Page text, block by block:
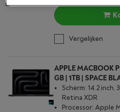
Vergelijken
APPLE MACBOOK
GB | 1TB | SPACE
Scherm: 14.2 inch,
Retina XDR
Processor: Apple